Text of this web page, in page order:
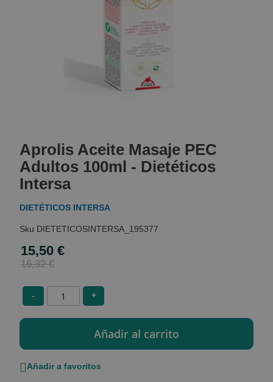
the
beginning
of
the
gallery
Aprolis Aceite Masaje PEC
Adultos 100ml - Dietéticos
Intersa
DIETÉTICOS INTERSA
DIETETICOSINTERSA_195377
Special
Price
15,50 €
16,32 €
- +
Añadir a favoritos